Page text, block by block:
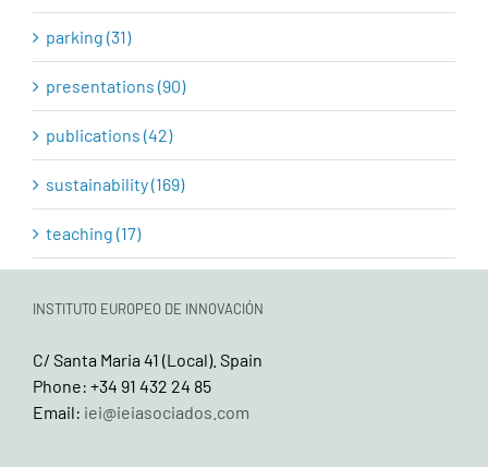
parking (31)
presentations (90)
publications (42)
sustainability (169)
teaching (17)
INSTITUTO EUROPEO DE INNOVACIÓN
C/ Santa Maria 41 (Local). Spain
Phone: +34 91 432 24 85
Email: iei@ieiasociados.com